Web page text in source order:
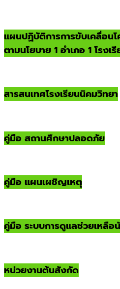
แผนปฏิบัติการการขับเคลื่อน
ตามนโยบาย 1 อำเภอ 1 โรง
สารสนเทศโรงเรียนนิคมวิทยา
คู่มือ สถานศึกษาปลอดภัย
คู่มือ แผนเผชิญเหตุ
คู่มือ ระบบการดูแลช่วยเหลือ
หน่วยงานต้นสังกัด